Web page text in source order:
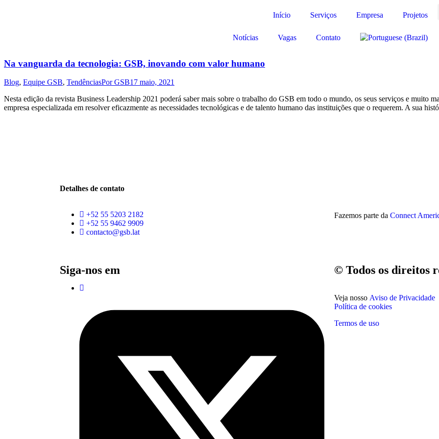
Início Serviços Empresa Projetos
Notícias Vagas Contato
Na vanguarda da tecnologia: GSB, inovando com valor humano
Blog, Equipe GSB, TendênciasPorGSB17 maio, 2021
Nesta edição da revista Business Leadership 2021 poderá saber mais sobre o trabalho do GSB em todo o mundo, os seus serviços e muito
empresa especializada em resolver eficazmente as necessidades tecnológicas e de talento humano das instituições que o requerem. A sua
Detalhes de contato
+52 55 5203 2182
+52 55 9462 9909
contacto@gsb.lat
Fazemos parte da Connect
Siga-nos em © Todos os direitos
Veja nosso Aviso de Privacidade
Política de cookies
Termos de uso